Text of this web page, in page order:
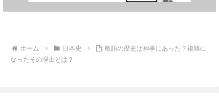
ホーム 日本史
敬語の歴史は神事にあった？複雑に
なったその理由とは？